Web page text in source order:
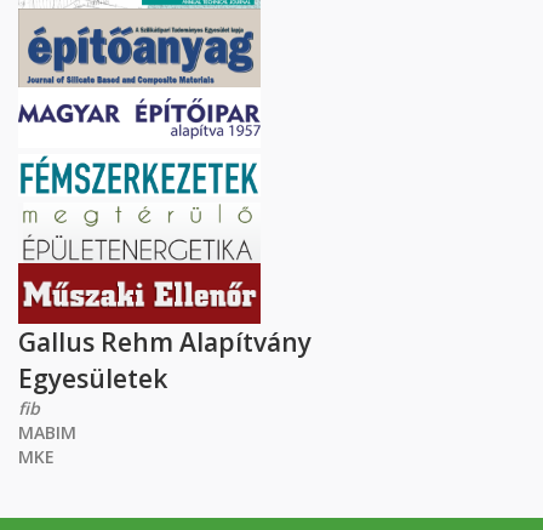
Gallus Rehm Alapítvány
Egyesületek
fib
MABIM
MKE